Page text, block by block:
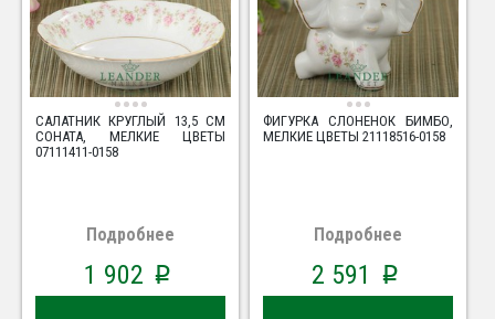
САЛАТНИК КРУГЛЫЙ 13,5 СМ
СОНАТА, МЕЛКИЕ ЦВЕТЫ
07111411-0158
Подробнее
1 902 p
ФИГУРКА СЛОНЕНОК БИМБО,
МЕЛКИЕ ЦВЕТЫ 21118516-0158
Подробнее
2 591 p